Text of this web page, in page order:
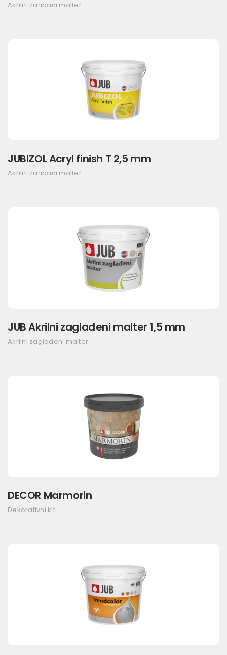
Akrilni zaribani malter
JUBIZOL Acryl finish T 2,5 mm
Akrilni zaribani malter
JUB Akrilni zaglađeni malter 1,5 mm
Akrilni zaglađeni malter
DECOR Marmorin
Dekorativni kit